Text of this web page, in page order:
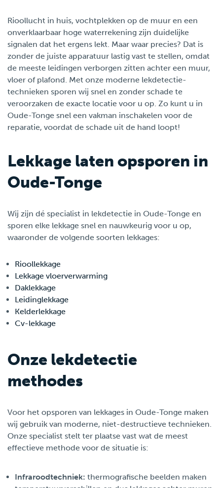
Rioollucht in huis, vochtplekken op de muur en een
onverklaarbaar hoge waterrekening zijn duidelijke
signalen dat het ergens lekt. Maar waar precies? Dat is
zonder de juiste apparatuur lastig vast te stellen, omdat
de meeste leidingen verborgen zitten achter een muur,
vloer of plafond. Met onze moderne lekdetectie-
technieken sporen wij snel en zonder schade te
veroorzaken de exacte locatie voor u op. Zo kunt u in
Oude-Tonge snel een vakman inschakelen voor de
reparatie, voordat de schade uit de hand loopt!
Lekkage laten opsporen in
Oude-Tonge
Wij zijn dé specialist in lekdetectie in Oude-Tonge en
sporen elke lekkage snel en nauwkeurig voor u op,
waaronder de volgende soorten lekkages:
Rioollekkage
Lekkage vloerverwarming
Daklekkage
Leidinglekkage
Kelderlekkage
Cv-lekkage
Onze lekdetectie
methodes
Voor het opsporen van lekkages in Oude-Tonge maken
wij gebruik van moderne, niet-destructieve technieken.
Onze specialist stelt ter plaatse vast wat de meest
effectieve methode voor de situatie is:
Infraroodtechniek: thermografische beelden maken